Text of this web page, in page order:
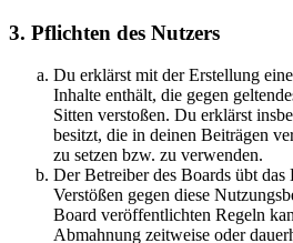
3. Pflichten des Nutzers
Du erklärst mit der Erstellung
Inhalte enthält, die gegen
Sitten verstoßen. Du erklärst
besitzt, die in deinen Beiträgen
zu setzen bzw. zu verwenden.
Der Betreiber des Boards übt das
Verstößen gegen diese
Board veröffentlichten Regeln
Abmahnung zeitweise oder